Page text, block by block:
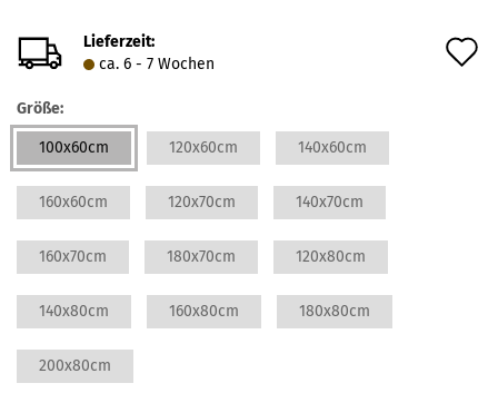
Lieferzeit:
ca. 6 - 7 Wochen
Größe:
100x60cm 120x60cm 140x60cm
160x60cm 120x70cm 140x70cm
160x70cm 180x70cm 120x80cm
140x80cm 160x80cm 180x80cm
200x80cm